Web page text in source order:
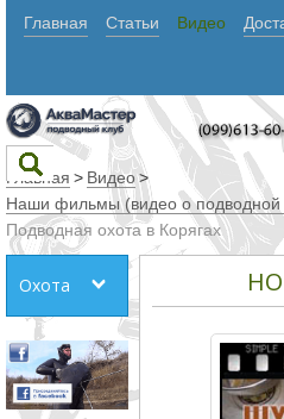
Главная Статьи Видео
Текст
Искать
Любое из
слов
Главная > Видео >
Наши фильмы (видео о подводной
Подводная охота в Корягах
Охота